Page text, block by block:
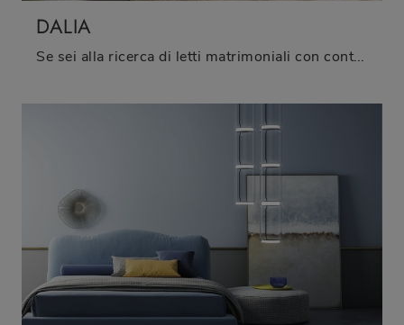
DALIA
Se sei alla ricerca di letti matrimoniali con contenitore, ti presentiamo il modello Dalia in tessuto per completare la zona notte.